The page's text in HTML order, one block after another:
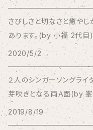
Bad Operation
Bagus!
BBBBBBB
The BEG
さびしさと切なさと癒や
あります。(by 小福 2代目)
2020/5/2
２人のシンガーソングライ
芽吹きとなる両Ａ面(by
2019/8/19